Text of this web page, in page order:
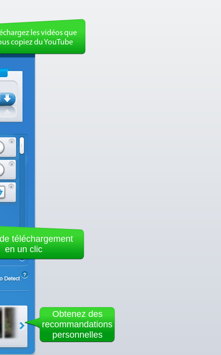
les vidéos que
copiez du YouTube
téléchargement
en un clic
Obtenez des
recommandations
personnelles